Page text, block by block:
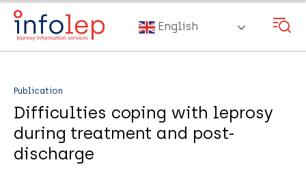
Skip
main
English
Publication
Difficulties coping with leprosy
during treatment and post-
discharge